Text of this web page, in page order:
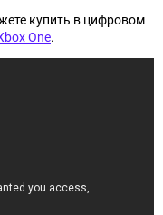
купить в цифровом
One.